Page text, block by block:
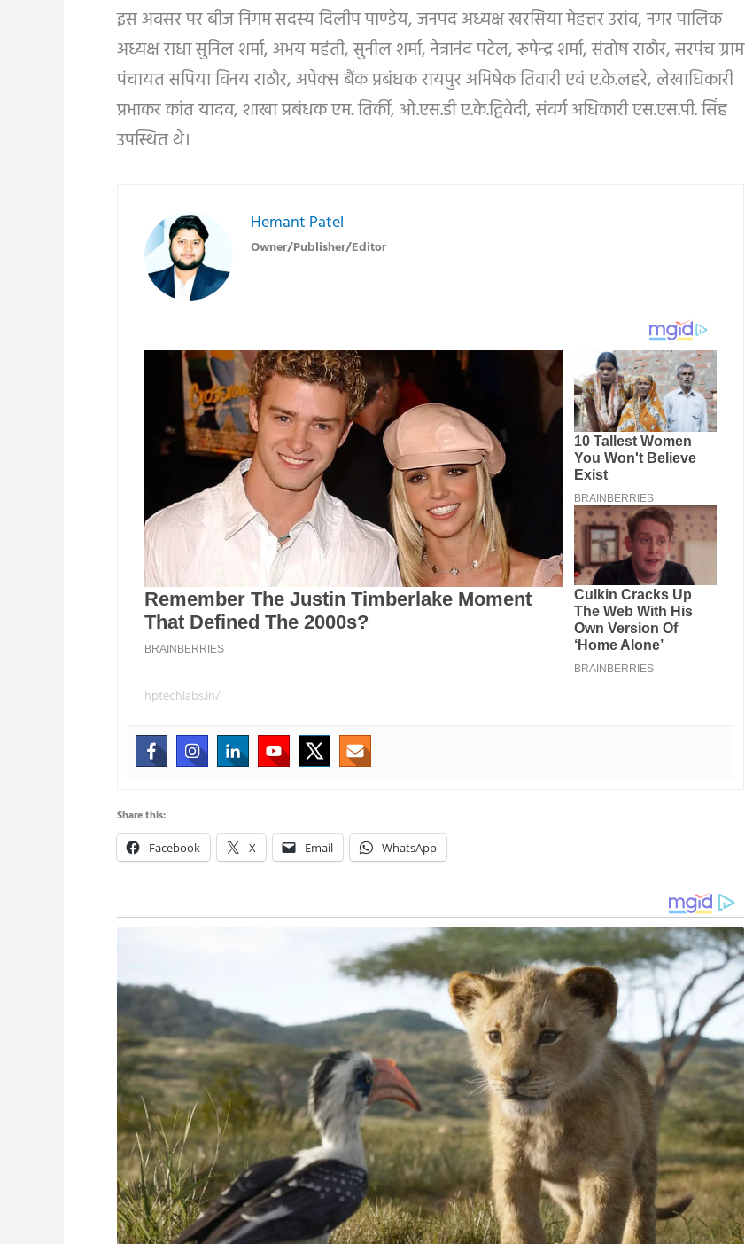
इस अवसर पर बीज निगम सदस्य दिलीप पाण्डेय, जनपद अध्यक्ष खरसिया मेहत्तर उरांव, नगर पालिक
अध्यक्ष राधा सुनिल शर्मा, अभय महंती, सुनील शर्मा, नेत्रानंद पटेल, रूपेन्द्र शर्मा, संतोष राठौर, सरपंच ग्राम
पंचायत सपिया विनय राठौर, अपेक्स बैंक प्रबंधक रायपुर अभिषेक तिवारी एवं ए.के.लहरे, लेखाधिकारी
प्रभाकर कांत यादव, शाखा प्रबंधक एम. तिर्की, ओ.एस.डी ए.के.द्विवेदी, संवर्ग अधिकारी एस.एस.पी. सिंह
उपस्थित थे।
Hemant Patel
Owner/Publisher/Editor
hptechlabs.in/
Share this:
Facebook X Email WhatsApp